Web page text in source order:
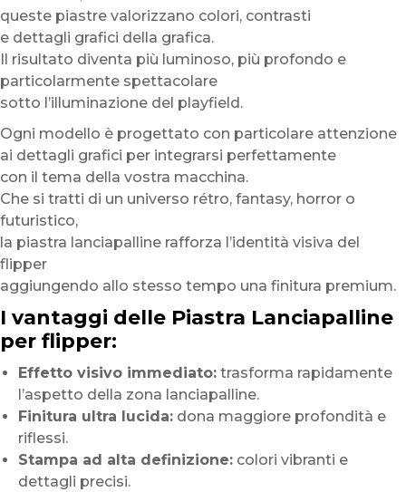
queste piastre valorizzano colori, contrasti
e dettagli grafici della grafica.
Il risultato diventa più luminoso, più profondo e
particolarmente spettacolare
sotto l’illuminazione del playfield.
Ogni modello è progettato con particolare attenzione
ai dettagli grafici per integrarsi perfettamente
con il tema della vostra macchina.
Che si tratti di un universo rétro, fantasy, horror o
futuristico,
la piastra lanciapalline rafforza l’identità visiva del
flipper
aggiungendo allo stesso tempo una finitura premium.
I vantaggi delle Piastra Lanciapalline
per flipper:
Effetto visivo immediato: trasforma rapidamente
l’aspetto della zona lanciapalline.
Finitura ultra lucida: dona maggiore profondità e
riflessi.
Stampa ad alta definizione: colori vibranti e
dettagli precisi.